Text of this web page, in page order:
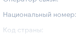
Национальный номер:
Код страны: